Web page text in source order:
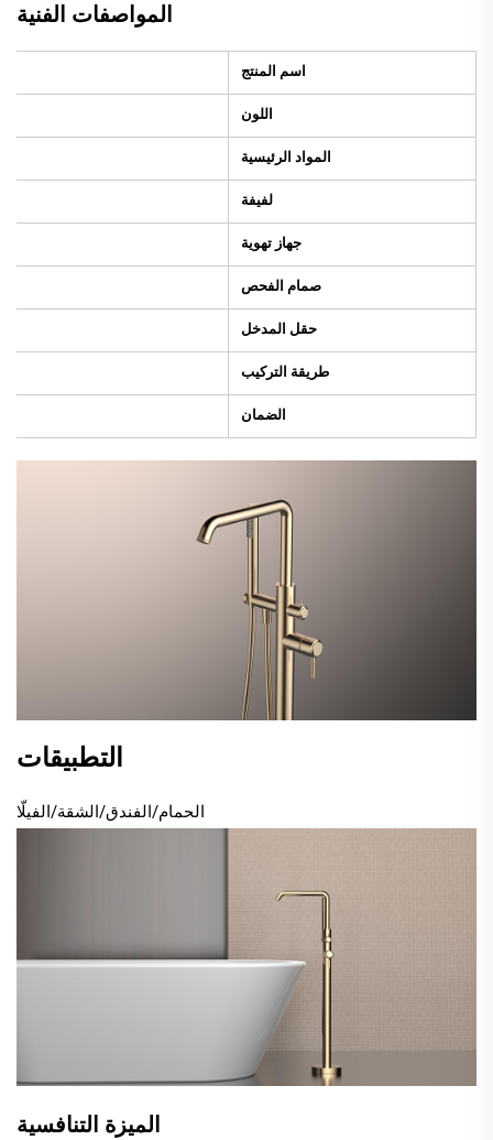
المواصفات الفنية
اسم المنتج
اللون
المواد الرئيسية
لفيفة
جهاز تهوية
صمام الفحص
حقل المدخل
طريقة التركيب
الضمان
التطبيقات
الحمام/الفندق/الشقة/الفيلّا
الميزة التنافسية